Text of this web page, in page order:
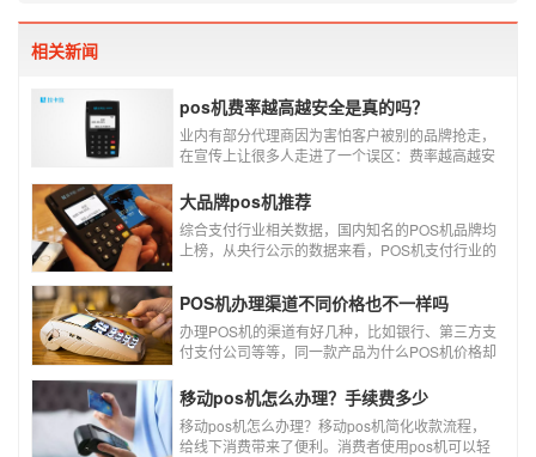
相关新闻
pos机费率越高越安全是真的吗？
业内有部分代理商因为害怕客户被别的品牌抢走，
在宣传上让很多人走进了一个误区：费率越高越安
真的是这样吗?
大品牌pos机推荐
综合支付行业相关数据，国内知名的POS机品牌均
上榜，从央行公示的数据来看，POS机支付行业的
中，瑞银信与随行付增长率居于较快的水平，如今
POS机品牌各种各样，每年支付公司都会上几个新
品牌，所以我们在选择POS机的时候，一定认证正
规一清机。
POS机办理渠道不同价格也不一样吗
办理POS机的渠道有好几种，比如银行、第三方支
付支付公司等等，同一款产品为什么POS机价格却
和大家说说为什么同一款产品会有好几个价格，究
竟是什么原因呢？
移动pos机怎么办理？手续费多少
移动pos机怎么办理？移动pos机简化收款流程，
给线下消费带来了便利。消费者使用pos机可以轻